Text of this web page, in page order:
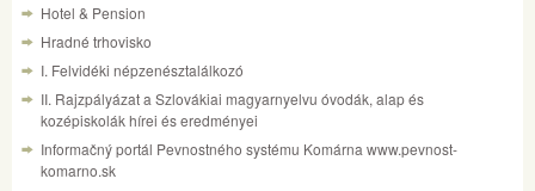
Hotel & Pension
Hradné trhovisko
I. Felvidéki népzenésztalálkozó
II. Rajzpályázat a Szlovákiai magyarnyelvu óvodák, alap és
kozépiskolák hírei és eredményei
Informačný portál Pevnostného systému Komárna www.pevnost-
komarno.sk